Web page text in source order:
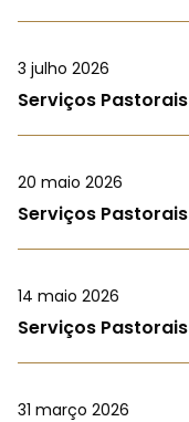
3 julho 2026
Serviços Pastorais
20 maio 2026
Serviços Pastorais
14 maio 2026
Serviços Pastorais
31 março 2026